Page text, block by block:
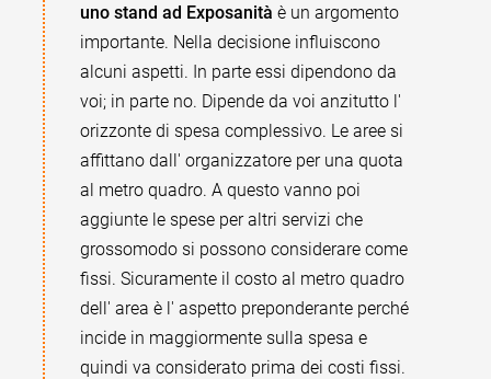
uno stand ad Exposanità è un argomento
importante. Nella decisione influiscono
alcuni aspetti. In parte essi dipendono da
voi; in parte no. Dipende da voi anzitutto l'
orizzonte di spesa complessivo. Le aree si
affittano dall' organizzatore per una quota
al metro quadro. A questo vanno poi
aggiunte le spese per altri servizi che
grossomodo si possono considerare come
fissi. Sicuramente il costo al metro quadro
dell' area è l' aspetto preponderante perché
incide in maggiormente sulla spesa e
quindi va considerato prima dei costi fissi.